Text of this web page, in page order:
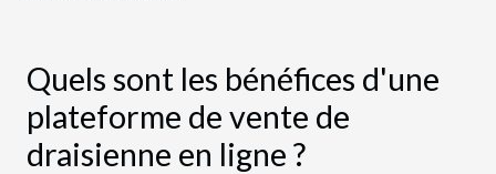
Quels sont les bénéfices d'une
plateforme de vente de
draisienne en ligne ?